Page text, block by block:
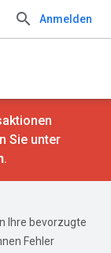
Anmelden
Sie unter
.
Ihre bevorzugte
Fehler